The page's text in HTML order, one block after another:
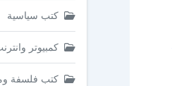
كتب سياسية
كمبيوتر
كتب فلسفة